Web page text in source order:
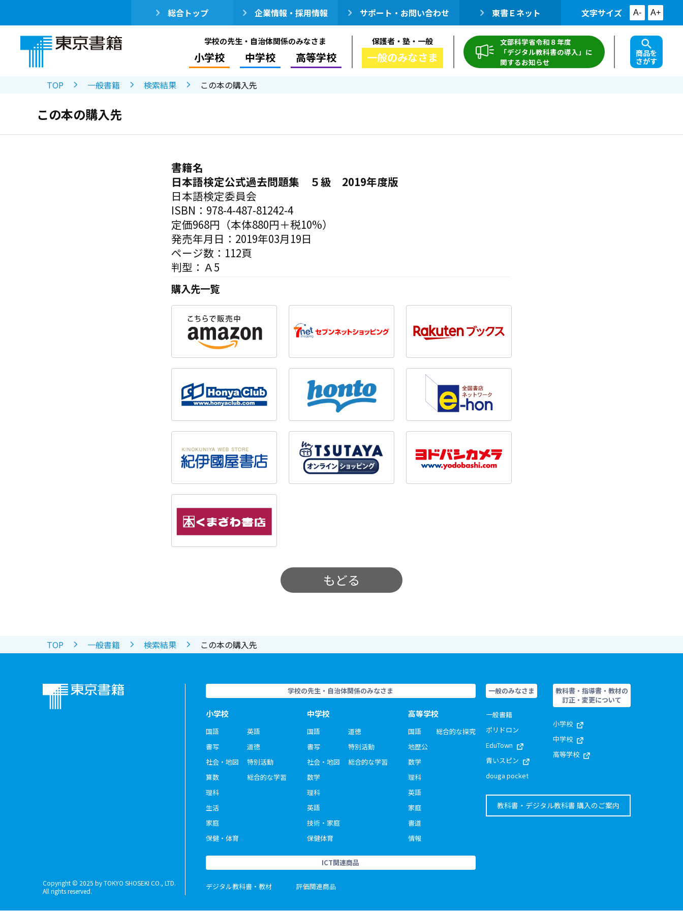
総合トップ 企業情報・採用情報 サポート・お問い合わせ 東書Ｅネット 文字サイズ A- A+
学校の先生・自治体関係のみなさま
小学校 中学校 高等学校
保護者・塾・一般
一般のみなさま
文部科学省令和８年度
「デジタル教科書の導入」に
関するお知らせ
商品を
さがす
TOP 一般書籍 検索結果 この本の購入先
この本の購入先
書籍名
日本語検定公式過去問題集 ５級 2019年度版
日本語検定委員会
ISBN：978-4-487-81242-4
定価968円（本体880円＋税10%）
発売年月日：2019年03月19日
ページ数：112頁
判型：Ａ5
購入先一覧
もどる
TOP 一般書籍 検索結果 この本の購入先
Copyright © 2025 by TOKYO SHOSEKI CO., LTD.
All rights reserved.
学校の先生・自治体関係のみなさま
小学校
国語
書写
社会・地図
算数
理科
生活
家庭
保健・体育
英語
道徳
特別活動
総合的な学習
中学校
国語
書写
社会・地図
数学
理科
英語
技術・家庭
保健体育
道徳
特別活動
総合的な学習
高等学校
国語
地歴公
数学
理科
英語
家庭
書道
情報
総合的な探究
ICT関連商品
デジタル教科書・教材 評価関連商品
一般のみなさま
一般書籍
ポリドロン
EduTown
青いスピン
douga pocket
教科書・指導書・教材の
訂正・変更について
小学校
中学校
高等学校
教科書・デジタル教科書 購入のご案内